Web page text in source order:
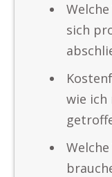
sich
wie ich